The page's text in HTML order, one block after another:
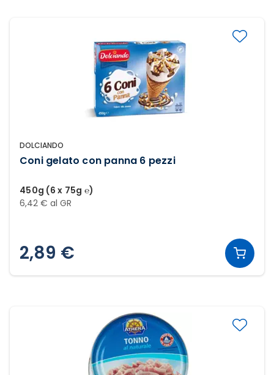
DOLCIANDO
Coni gelato con panna 6 pezzi
450g (6 x 75g ℮)
6,42 € al GR
2,89 €